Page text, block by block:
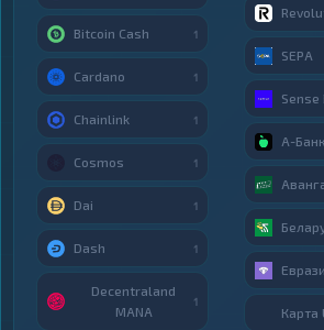
Bitcoin Cash 1
Cardano 1
Chainlink 1
Cosmos 1
Dai 1
Dash 1
Decentraland
MANA
1
SEPA
Sense
А-Банк
Карта